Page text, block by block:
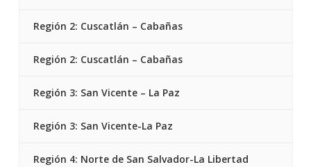
Región 2: Cuscatlán – Cabañas
Región 2: Cuscatlán – Cabañas
Región 3: San Vicente – La Paz
Región 3: San Vicente-La Paz
Región 4: Norte de San Salvador-La Libertad